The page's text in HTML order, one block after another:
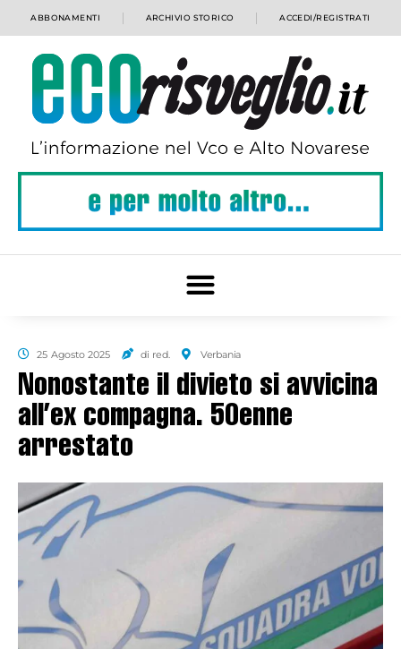
ABBONAMENTI ARCHIVIO STORICO ACCEDI/REGISTRATI
25 Agosto 2025 di red. Verbania
Nonostante il divieto si avvicina
all’ex compagna. 50enne
arrestato